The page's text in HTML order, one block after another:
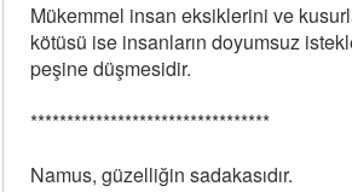
Mükemmel insan eksiklerini ve
kötüsü ise insanların doyumsuz
peşine düşmesidir.
*********************************
Namus, güzelliğin sadakasıdır.